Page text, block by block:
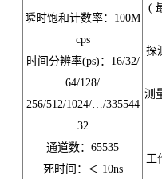
瞬时饱和计数率：100M
cps
时间分辨率(ps)：16/32/
64/128/
256/512/1024/…/335544
32
通道数：65535
死时间：＜ 10ns
(
探
测
工